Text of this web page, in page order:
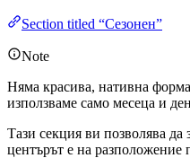
Section titled “Сезонен”
Note
Няма красива, нативна
използваме само месеца и
Тази секция ви позволява
центърът е на разположение